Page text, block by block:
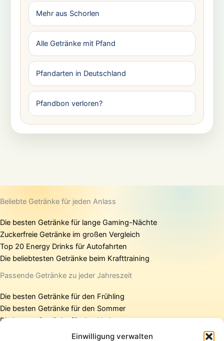
Einwilligung verwalten
Mehr aus Schorlen
Alle Getränke mit Pfand
Pfandarten in Deutschland
Pfandbon verloren?
Beliebte Getränke für jeden Anlass
Die besten Getränke für lange Gaming-Nächte
Zuckerfreie Getränke im großen Vergleich
Top 20 Energy Drinks für Autofahrten
Die beliebtesten Getränke beim Krafttraining
Passende Getränke zu jeder Jahreszeit
Die besten Getränke für den Frühling
Die besten Getränke für den Sommer
Die besten Getränke für den Herbst
Die besten Getränke für den Winter